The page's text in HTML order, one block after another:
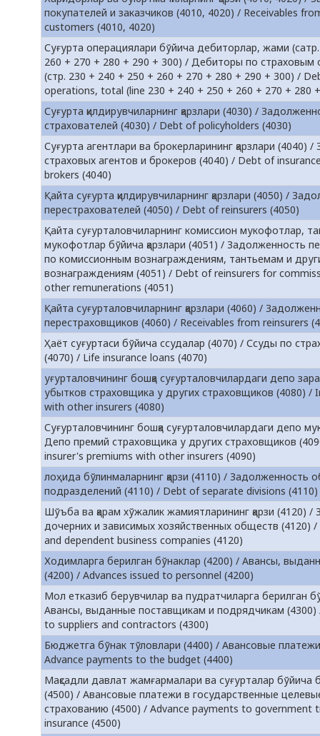
покупателей и заказчиков (4010, 4020) / Receivables
customers (4010, 4020)
Суғурта операциялари бўйича дебиторлар, жами
260 + 270 + 280 + 290 + 300) / Дебиторы по страховым
(стр. 230 + 240 + 250 + 260 + 270 + 280 + 290 + 300) /
operations, total (line 230 + 240 + 250 + 260 + 270 + 280
Суғурта қилдирувчиларнинг қарзлари (4030) /
страхователей (4030) / Debt of policyholders (4030)
Суғурта агентлари ва брокерларининг қарзлари (4040)
страховых агентов и брокеров (4040) / Debt of
brokers (4040)
Қайта суғурта қилдирувчиларнинг қарзлари (4050) /
перестрахователей (4050) / Debt of reinsurers (4050)
Қайта суғурталовчиларнинг комиссион мукофотлар,
мукофотлар бўйича қарзлари (4051) / Задолженность
по комиссионным вознаграждениям, тантьемам и
вознаграждениям (4051) / Debt of reinsurers for
other remunerations (4051)
Қайта суғурталовчиларнинг қарзлари (4060) /
перестраховщиков (4060) / Receivables from reinsurers
Ҳаёт суғуртаси бўйича ссудалар (4070) / Ссуды по
(4070) / Life insurance loans (4070)
уғурталовчининг бошқа суғурталовчилардаги депо
убытков страховщика у других страховщиков (4080) /
with other insurers (4080)
Суғурталовчининг бошқа суғурталовчилардаги депо
Депо премий страховщика у других страховщиков
insurer's premiums with other insurers (4090)
лоҳида бўлинмаларнинг қарзи (4110) / Задолженность
подразделений (4110) / Debt of separate divisions (4110)
Шўъба ва қарам хўжалик жамиятларининг қарзи (4120)
дочерних и зависимых хозяйственных обществ (4120)
and dependent business companies (4120)
Ходимларга берилган бўнаклар (4200) / Авансы,
(4200) / Advances issued to personnel (4200)
Мол етказиб берувчилар ва пудратчиларга берилган
Авансы, выданные поставщикам и подрядчикам (4300)
to suppliers and contractors (4300)
Бюджетга бўнак тўловлари (4400) / Авансовые
Advance payments to the budget (4400)
Мақсадли давлат жамғармалари ва суғурталар бўйича
(4500) / Авансовые платежи в государственные
страхованию (4500) / Advance payments to government
insurance (4500)